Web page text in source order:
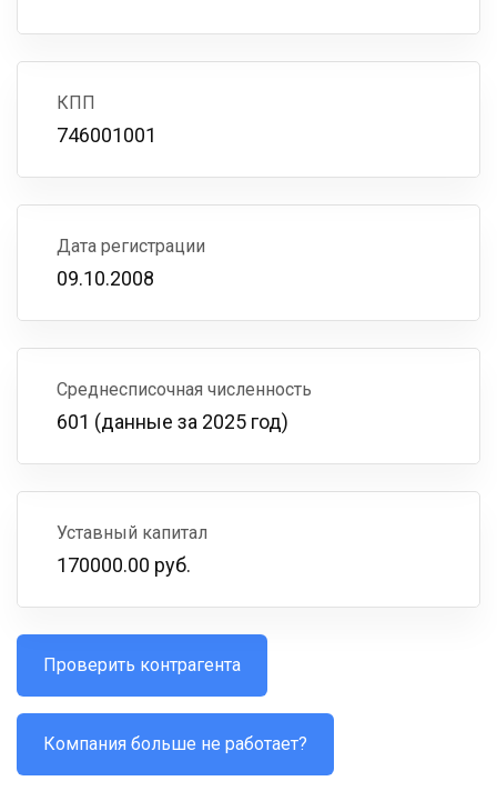
КПП
746001001
Дата регистрации
09.10.2008
Среднесписочная численность
601 (данные за 2025 год)
Уставный капитал
170000.00 руб.
Проверить контрагента
Компания больше не работает?